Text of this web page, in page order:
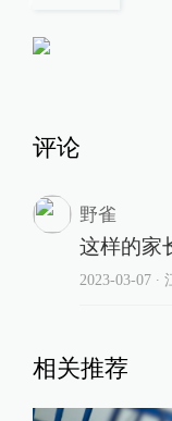
评论
野雀
这样的家
2023-03-07∙
相关推荐